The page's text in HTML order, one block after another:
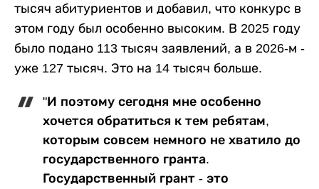
тысяч абитуриентов и добавил, что конкурс в
этом году был особенно высоким. В 2025 году
было подано 113 тысяч заявлений, а в 2026-м -
уже 127 тысяч. Это на 14 тысяч больше.
"И поэтому сегодня мне особенно
хочется обратиться к тем ребятам,
которым совсем немного не хватило до
государственного гранта.
Государственный грант - это